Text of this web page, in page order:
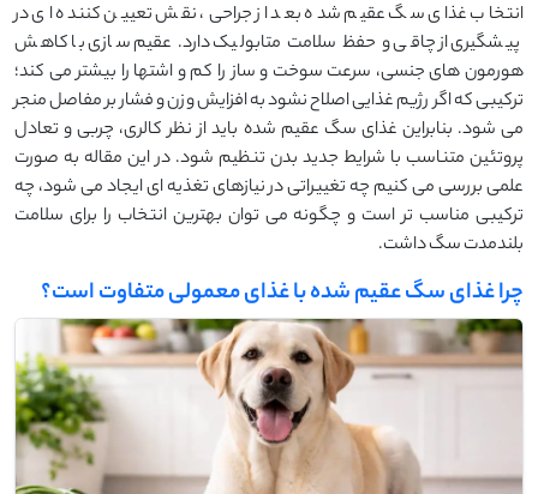
انتخاب غذای سگ عقیم شده بعد از جراحی، نقش تعیین کننده ای در
پیشگیری از چاقی و حفظ سلامت متابولیک دارد. عقیم سازی با کاهش
هورمون های جنسی، سرعت سوخت و ساز را کم و اشتها را بیشتر می کند؛
ترکیبی که اگر رژیم غذایی اصلاح نشود به افزایش وزن و فشار بر مفاصل منجر
می شود. بنابراین غذای سگ عقیم شده باید از نظر کالری، چربی و تعادل
پروتئین متناسب با شرایط جدید بدن تنظیم شود. در این مقاله به صورت
علمی بررسی می کنیم چه تغییراتی در نیازهای تغذیه ای ایجاد می شود، چه
ترکیبی مناسب تر است و چگونه می توان بهترین انتخاب را برای سلامت
بلندمدت سگ داشت.
چرا غذای سگ عقیم شده با غذای معمولی متفاوت است؟